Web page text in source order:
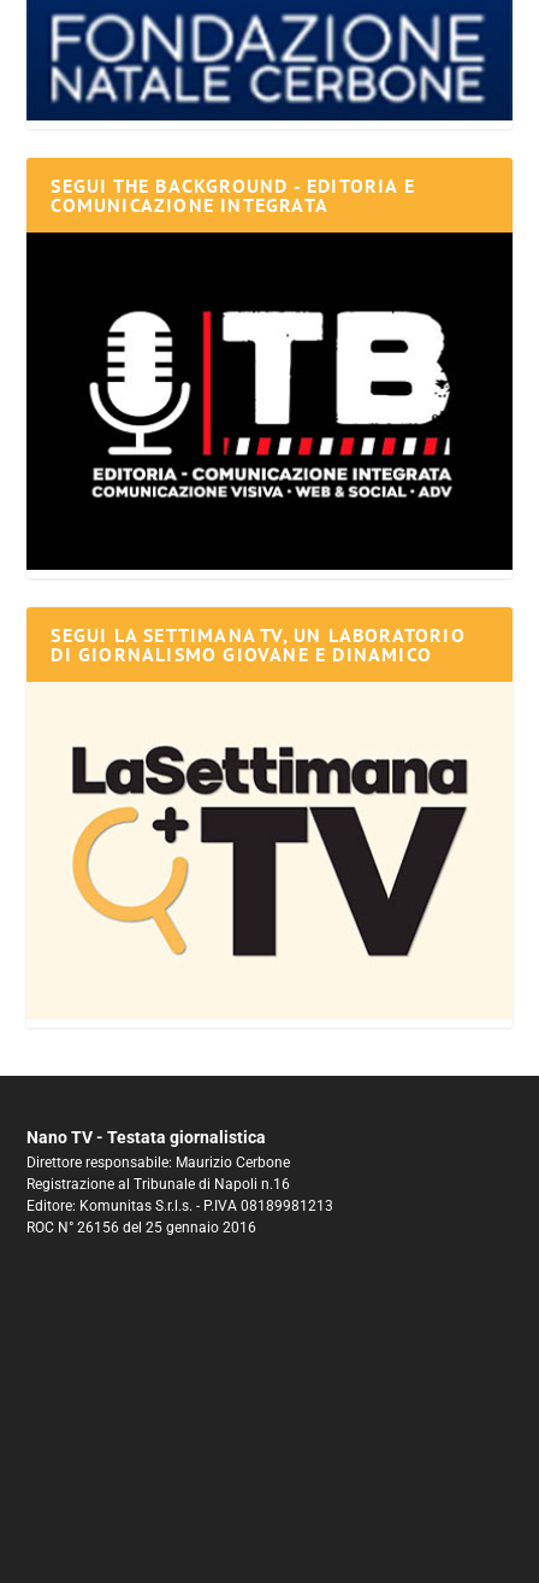
SEGUI THE BACKGROUND - EDITORIA E
COMUNICAZIONE INTEGRATA
SEGUI LA SETTIMANA TV, UN LABORATORIO
DI GIORNALISMO GIOVANE E DINAMICO
Nano TV - Testata giornalistica
Direttore responsabile: Maurizio Cerbone
Registrazione al Tribunale di Napoli n.16
Editore: Komunitas S.r.l.s. - P.IVA 08189981213
ROC N° 26156 del 25 gennaio 2016